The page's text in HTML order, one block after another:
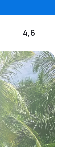
4,6